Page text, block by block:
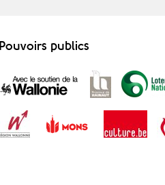
Pouvoirs publics